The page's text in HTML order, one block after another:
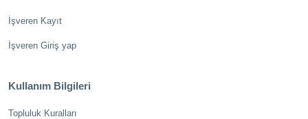
İşveren Kayıt
İşveren Giriş yap
Kullanım Bilgileri
Topluluk Kuralları